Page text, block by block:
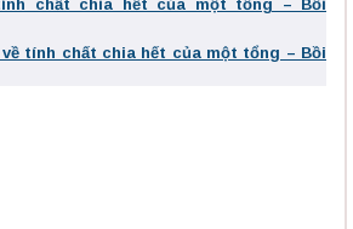
chất chia hết của một tổng – Bồi
tính chất chia hết của một tổng – Bồi